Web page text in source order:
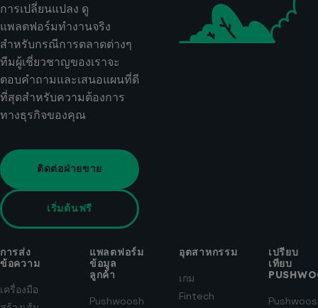
การเปลี่ยนแปลง ดู
แพลตฟอร์มทำงานจริง
สำหรับกรณีการตลาดต่างๆ
ทีมผู้เชี่ยวชาญของเราจะ
ตอบคำถามและเสนอแผนที่ดี
ที่สุดสำหรับความต้องการ
ทางธุรกิจของคุณ
ติดต่อฝ่ายขาย
เริ่มต้นฟรี
การส่ง
ข้อความ
เครื่องมือ
แพลตฟอร์ม
ข้อมูล
ลูกค้า
Pushwoosh
อุตสาหกรรม
เกม
Fintech
เปรียบ
เทียบ